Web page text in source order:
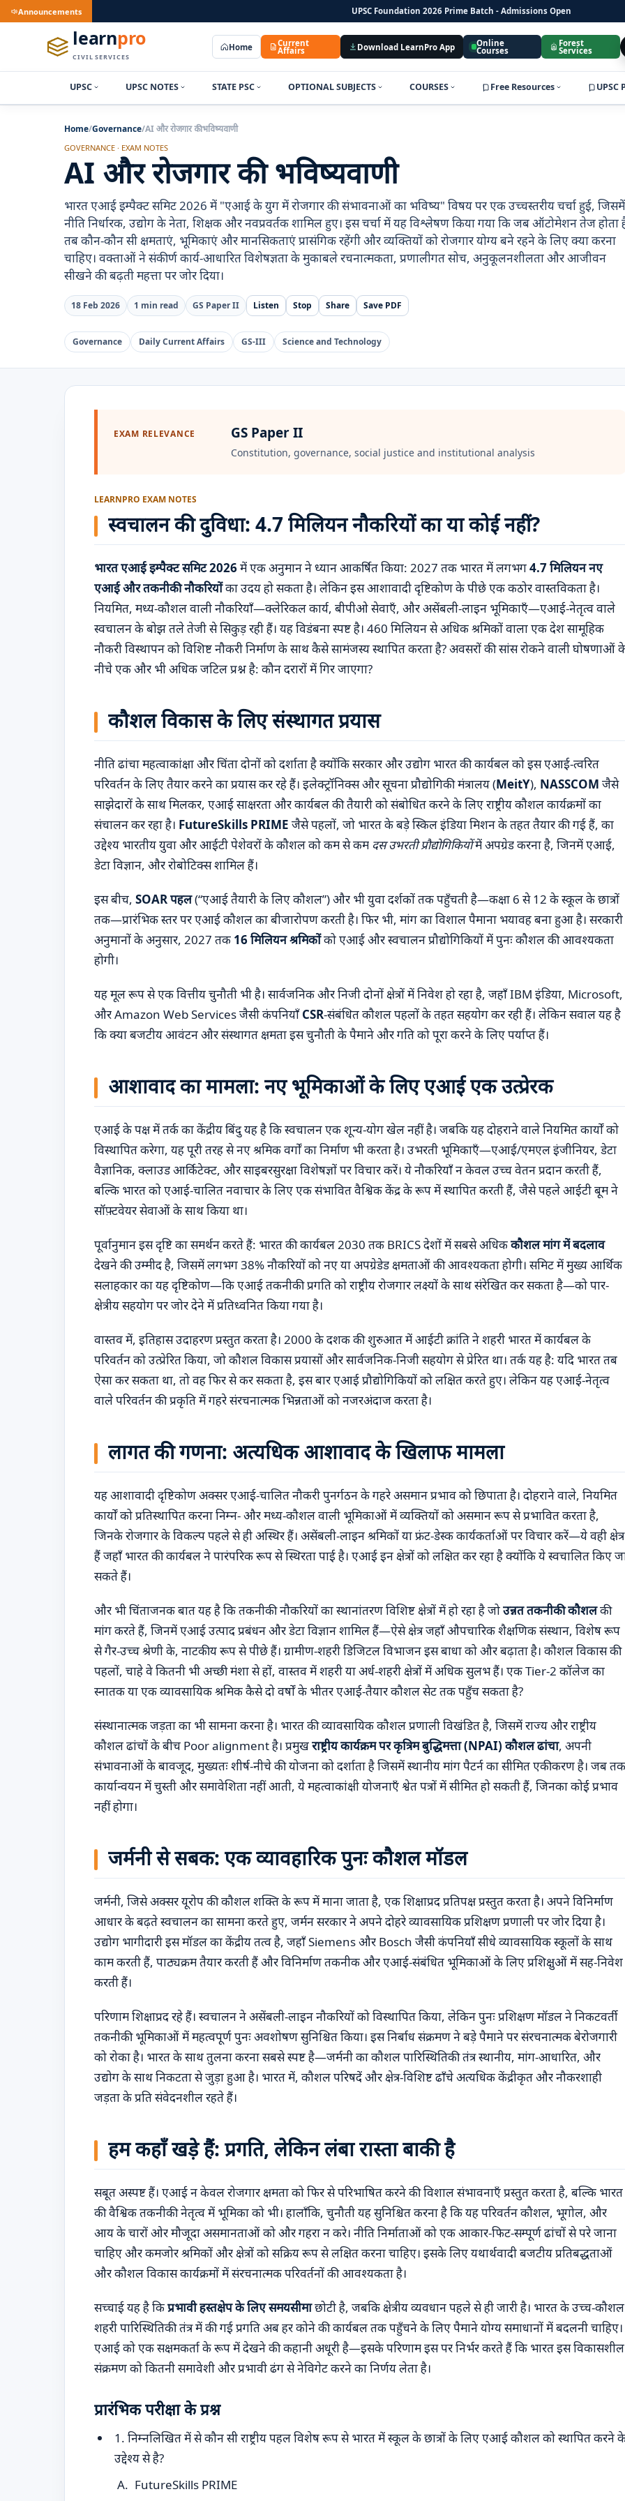
Announcements UPSC Foundation 2026 Prime Batch - Admissions Open
learnpro
CIVIL SERVICES
Home Current
Affairs Download LearnPro App Online
Courses
Forest
Services
UPSC UPSC NOTES STATE PSC OPTIONAL SUBJECTS COURSES Free Resources UPSC
Home/Governance/AI और रोजगार की भविष्यवाणी
GOVERNANCE · EXAM NOTES
AI और रोजगार की भविष्यवाणी
भारत एआई इम्पैक्ट समिट 2026 में "एआई के युग में रोजगार की संभावनाओं का भविष्य" विषय पर एक उच्चस्तरीय चर्चा हुई, जिसमें
नीति निर्धारक, उद्योग के नेता, शिक्षक और नवप्रवर्तक शामिल हुए। इस चर्चा में यह विश्लेषण किया गया कि जब ऑटोमेशन तेज होता
तब कौन-कौन सी क्षमताएं, भूमिकाएं और मानसिकताएं प्रासंगिक रहेंगी और व्यक्तियों को रोजगार योग्य बने रहने के लिए क्या करना
चाहिए। वक्ताओं ने संकीर्ण कार्य-आधारित विशेषज्ञता के मुकाबले रचनात्मकता, प्रणालीगत सोच, अनुकूलनशीलता और आजीवन
सीखने की बढ़ती महत्ता पर जोर दिया।
18 Feb 2026 1 min read GS Paper II Listen Stop Share Save PDF
Governance Daily Current Affairs GS-III Science and Technology
EXAM RELEVANCE GS Paper II
Constitution, governance, social justice and institutional analysis
LEARNPRO EXAM NOTES
स्वचालन की दुविधा: 4.7 मिलियन नौकरियों का या कोई नहीं?
भारत एआई इम्पैक्ट समिट 2026में एक अनुमान ने ध्यान आकर्षित किया: 2027 तक भारत में लगभग4.7 मिलियन नए
एआई और तकनीकी नौकरियोंका उदय हो सकता है। लेकिन इस आशावादी दृष्टिकोण के पीछे एक कठोर वास्तविकता है।
नियमित, मध्य-कौशल वाली नौकरियाँ—क्लेरिकल कार्य, बीपीओ सेवाएँ, और असेंबली-लाइन भूमिकाएँ—एआई-नेतृत्व वाले
स्वचालन के बोझ तले तेजी से सिकुड़ रही हैं। यह विडंबना स्पष्ट है। 460 मिलियन से अधिक श्रमिकों वाला एक देश सामूहिक
नौकरी विस्थापन को विशिष्ट नौकरी निर्माण के साथ कैसे सामंजस्य स्थापित करता है? अवसरों की सांस रोकने वाली घोषणाओं
नीचे एक और भी अधिक जटिल प्रश्न है: कौन दरारों में गिर जाएगा?
कौशल विकास के लिए संस्थागत प्रयास
नीति ढांचा महत्वाकांक्षा और चिंता दोनों को दर्शाता है क्योंकि सरकार और उद्योग भारत की कार्यबल को इस एआई-त्वरित
परिवर्तन के लिए तैयार करने का प्रयास कर रहे हैं। इलेक्ट्रॉनिक्स और सूचना प्रौद्योगिकी मंत्रालय (MeitY), NASSCOM जैसे
साझेदारों के साथ मिलकर, एआई साक्षरता और कार्यबल की तैयारी को संबोधित करने के लिए राष्ट्रीय कौशल कार्यक्रमों का
संचालन कर रहा है। FutureSkills PRIME जैसे पहलों, जो भारत के बड़े स्किल इंडिया मिशन के तहत तैयार की गई हैं, का
उद्देश्य भारतीय युवा और आईटी पेशेवरों के कौशल को कम से कम दस उभरती प्रौद्योगिकियोंमें अपग्रेड करना है, जिनमें एआई,
डेटा विज्ञान, और रोबोटिक्स शामिल हैं।
इस बीच, SOAR पहल(“एआई तैयारी के लिए कौशल”) और भी युवा दर्शकों तक पहुँचती है—कक्षा 6 से 12 के स्कूल के छात्रों
तक—प्रारंभिक स्तर पर एआई कौशल का बीजारोपण करती है। फिर भी, मांग का विशाल पैमाना भयावह बना हुआ है। सरकारी
अनुमानों के अनुसार, 2027 तक 16 मिलियन श्रमिकोंको एआई और स्वचालन प्रौद्योगिकियों में पुनः कौशल की आवश्यकता
होगी।
यह मूल रूप से एक वित्तीय चुनौती भी है। सार्वजनिक और निजी दोनों क्षेत्रों में निवेश हो रहा है, जहाँ IBM इंडिया, Microsoft,
और Amazon Web Services जैसी कंपनियाँCSR-संबंधित कौशल पहलों के तहत सहयोग कर रही हैं। लेकिन सवाल यह है
कि क्या बजटीय आवंटन और संस्थागत क्षमता इस चुनौती के पैमाने और गति को पूरा करने के लिए पर्याप्त हैं।
आशावाद का मामला: नए भूमिकाओं के लिए एआई एक उत्प्रेरक
एआई के पक्ष में तर्क का केंद्रीय बिंदु यह है कि स्वचालन एक शून्य-योग खेल नहीं है। जबकि यह दोहराने वाले नियमित कार्यों को
विस्थापित करेगा, यह पूरी तरह से नए श्रमिक वर्गों का निर्माण भी करता है। उभरती भूमिकाएँ—एआई/एमएल इंजीनियर, डेटा
वैज्ञानिक, क्लाउड आर्किटेक्ट, और साइबरसुरक्षा विशेषज्ञों पर विचार करें। ये नौकरियाँ न केवल उच्च वेतन प्रदान करती हैं,
बल्कि भारत को एआई-चालित नवाचार के लिए एक संभावित वैश्विक केंद्र के रूप में स्थापित करती हैं, जैसे पहले आईटी बूम ने
सॉफ़्टवेयर सेवाओं के साथ किया था।
पूर्वानुमान इस दृष्टि का समर्थन करते हैं: भारत की कार्यबल 2030 तक BRICS देशों में सबसे अधिककौशल मांग में बदलाव
देखने की उम्मीद है, जिसमें लगभग 38% नौकरियों को नए या अपग्रेडेड क्षमताओं की आवश्यकता होगी। समिट में मुख्य आर्थिक
सलाहकार का यह दृष्टिकोण—कि एआई तकनीकी प्रगति को राष्ट्रीय रोजगार लक्ष्यों के साथ संरेखित कर सकता है—को पार-
क्षेत्रीय सहयोग पर जोर देने में प्रतिध्वनित किया गया है।
वास्तव में, इतिहास उदाहरण प्रस्तुत करता है। 2000 के दशक की शुरुआत में आईटी क्रांति ने शहरी भारत में कार्यबल के
परिवर्तन को उत्प्रेरित किया, जो कौशल विकास प्रयासों और सार्वजनिक-निजी सहयोग से प्रेरित था। तर्क यह है: यदि भारत तब
ऐसा कर सकता था, तो वह फिर से कर सकता है, इस बार एआई प्रौद्योगिकियों को लक्षित करते हुए। लेकिन यह एआई-नेतृत्व
वाले परिवर्तन की प्रकृति में गहरे संरचनात्मक भिन्नताओं को नजरअंदाज करता है।
लागत की गणना: अत्यधिक आशावाद के खिलाफ मामला
यह आशावादी दृष्टिकोण अक्सर एआई-चालित नौकरी पुनर्गठन के गहरे असमान प्रभाव को छिपाता है। दोहराने वाले, नियमित
कार्यों को प्रतिस्थापित करना निम्न- और मध्य-कौशल वाली भूमिकाओं में व्यक्तियों को असमान रूप से प्रभावित करता है,
जिनके रोजगार के विकल्प पहले से ही अस्थिर हैं। असेंबली-लाइन श्रमिकों या फ्रंट-डेस्क कार्यकर्ताओं पर विचार करें—ये वही क्षेत्र
हैं जहाँ भारत की कार्यबल ने पारंपरिक रूप से स्थिरता पाई है। एआई इन क्षेत्रों को लक्षित कर रहा है क्योंकि ये स्वचालित किए
सकते हैं।
और भी चिंताजनक बात यह है कि तकनीकी नौकरियों का स्थानांतरण विशिष्ट क्षेत्रों में हो रहा है जोउन्नत तकनीकी कौशलकी
मांग करते हैं, जिनमें एआई उत्पाद प्रबंधन और डेटा विज्ञान शामिल हैं—ऐसे क्षेत्र जहाँ औपचारिक शैक्षणिक संस्थान, विशेष रूप
से गैर-उच्च श्रेणी के, नाटकीय रूप से पीछे हैं। ग्रामीण-शहरी डिजिटल विभाजन इस बाधा को और बढ़ाता है। कौशल विकास की
पहलों, चाहे वे कितनी भी अच्छी मंशा से हों, वास्तव में शहरी या अर्ध-शहरी क्षेत्रों में अधिक सुलभ हैं। एक Tier-2 कॉलेज का
स्नातक या एक व्यावसायिक श्रमिक कैसे दो वर्षों के भीतर एआई-तैयार कौशल सेट तक पहुँच सकता है?
संस्थानात्मक जड़ता का भी सामना करना है। भारत की व्यावसायिक कौशल प्रणाली विखंडित है, जिसमें राज्य और राष्ट्रीय
कौशल ढांचों के बीच Poor alignment है। प्रमुखराष्ट्रीय कार्यक्रम पर कृत्रिम बुद्धिमत्ता (NPAI) कौशल ढांचा, अपनी
संभावनाओं के बावजूद, मुख्यतः शीर्ष-नीचे की योजना को दर्शाता है जिसमें स्थानीय मांग पैटर्न का सीमित एकीकरण है। जब तक
कार्यान्वयन में चुस्ती और समावेशिता नहीं आती, ये महत्वाकांक्षी योजनाएँ श्वेत पत्रों में सीमित हो सकती हैं, जिनका कोई प्रभाव
नहीं होगा।
जर्मनी से सबक: एक व्यावहारिक पुनः कौशल मॉडल
जर्मनी, जिसे अक्सर यूरोप की कौशल शक्ति के रूप में माना जाता है, एक शिक्षाप्रद प्रतिपक्ष प्रस्तुत करता है। अपने विनिर्माण
आधार के बढ़ते स्वचालन का सामना करते हुए, जर्मन सरकार ने अपने दोहरे व्यावसायिक प्रशिक्षण प्रणाली पर जोर दिया है।
उद्योग भागीदारी इस मॉडल का केंद्रीय तत्व है, जहाँ Siemens और Bosch जैसी कंपनियाँ सीधे व्यावसायिक स्कूलों के साथ
काम करती हैं, पाठ्यक्रम तैयार करती हैं और विनिर्माण तकनीक और एआई-संबंधित भूमिकाओं के लिए प्रशिक्षुओं में सह-निवेश
करती हैं।
परिणाम शिक्षाप्रद रहे हैं। स्वचालन ने असेंबली-लाइन नौकरियों को विस्थापित किया, लेकिन पुनः प्रशिक्षण मॉडल ने निकटवर्ती
तकनीकी भूमिकाओं में महत्वपूर्ण पुनः अवशोषण सुनिश्चित किया। इस निर्बाध संक्रमण ने बड़े पैमाने पर संरचनात्मक बेरोजगारी
को रोका है। भारत के साथ तुलना करना सबसे स्पष्ट है—जर्मनी का कौशल पारिस्थितिकी तंत्र स्थानीय, मांग-आधारित, और
उद्योग के साथ निकटता से जुड़ा हुआ है। भारत में, कौशल परिषदें और क्षेत्र-विशिष्ट ढाँचे अत्यधिक केंद्रीकृत और नौकरशाही
जड़ता के प्रति संवेदनशील रहते हैं।
हम कहाँ खड़े हैं: प्रगति, लेकिन लंबा रास्ता बाकी है
सबूत अस्पष्ट हैं। एआई न केवल रोजगार क्षमता को फिर से परिभाषित करने की विशाल संभावनाएँ प्रस्तुत करता है, बल्कि भारत
की वैश्विक तकनीकी नेतृत्व में भूमिका को भी। हालाँकि, चुनौती यह सुनिश्चित करना है कि यह परिवर्तन कौशल, भूगोल, और
आय के चारों ओर मौजूदा असमानताओं को और गहरा न करे। नीति निर्माताओं को एक आकार-फिट-सम्पूर्ण ढांचों से परे जाना
चाहिए और कमजोर श्रमिकों और क्षेत्रों को सक्रिय रूप से लक्षित करना चाहिए। इसके लिए यथार्थवादी बजटीय प्रतिबद्धताओं
और कौशल विकास कार्यक्रमों में संरचनात्मक परिवर्तनों की आवश्यकता है।
सच्चाई यह है किप्रभावी हस्तक्षेप के लिए समयसीमाछोटी है, जबकि क्षेत्रीय व्यवधान पहले से ही जारी है। भारत के उच्च-कौशल
शहरी पारिस्थितिकी तंत्र में की गई प्रगति अब हर कोने की कार्यबल तक पहुँचने के लिए पैमाने योग्य समाधानों में बदलनी चाहिए।
एआई को एक सक्षमकर्ता के रूप में देखने की कहानी अधूरी है—इसके परिणाम इस पर निर्भर करते हैं कि भारत इस विकासशील
संक्रमण को कितनी समावेशी और प्रभावी ढंग से नेविगेट करने का निर्णय लेता है।
प्रारंभिक परीक्षा के प्रश्न
1. निम्नलिखित में से कौन सी राष्ट्रीय पहल विशेष रूप से भारत में स्कूल के छात्रों के लिए एआई कौशल को स्थापित करने
उद्देश्य से है?
FutureSkills PRIME